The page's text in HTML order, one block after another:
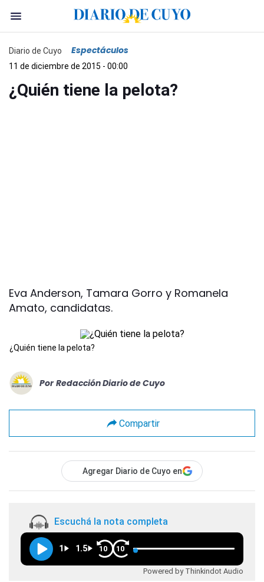
Diario de Cuyo Espectáculos
11 de diciembre de 2015 - 00:00
¿Quién tiene la pelota?
Eva Anderson, Tamara Gorro y Romanela
Amato, candidatas.
¿Quién tiene la pelota?
Por Redacción Diario de Cuyo
Compartir
Agregar Diario de Cuyo en
Escuchá la nota completa
1 1.5 10 10
Powered by Thinkindot Audio